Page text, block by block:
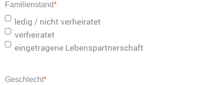
Punkt
JJJJ
Familienstand*
ledig / nicht verheiratet
verheiratet
eingetragene Lebenspartnerschaft
Geschlecht*